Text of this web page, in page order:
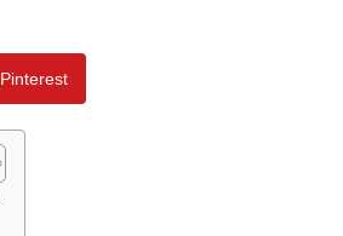
Pinterest